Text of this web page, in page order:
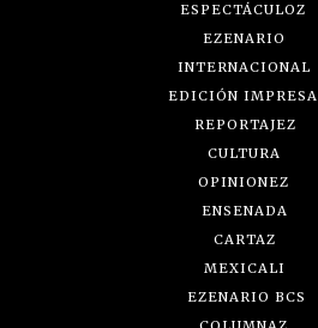
ESPECTÁCULOZ
EZENARIO
INTERNACIONAL
EDICIÓN IMPRESA
REPORTAJEZ
CULTURA
OPINIONEZ
ENSENADA
CARTAZ
MEXICALI
EZENARIO BCS